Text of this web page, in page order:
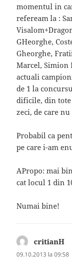
momentul in
refeream la :
GHeorghe,
Gheorghe,
Marcel, Simion
actuali
de 1 la
dificile, din tote
zeci, de care
Probabil ca
pe care i-am
APropo: mai
cat locul 1 din
Numai bine!
critianH
09.10.2013 la 09:58